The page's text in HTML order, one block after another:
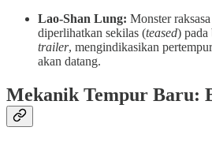
Lao-Shan Lung: Monster
diperlihatkan sekilas (teased) pada
trailer, mengindikasikan
akan datang.
Mekanik Tempur Baru: